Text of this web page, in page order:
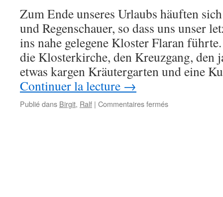
Zum Ende unseres Urlaubs häuften
und Regenschauer, so dass uns unser
ins nahe gelegene Kloster Flaran
die Klosterkirche, den Kreuzgang, den
etwas kargen Kräutergarten und eine
Continuer la lecture →
Publié dans Birgit, Ralf | Commentaires ferméssur